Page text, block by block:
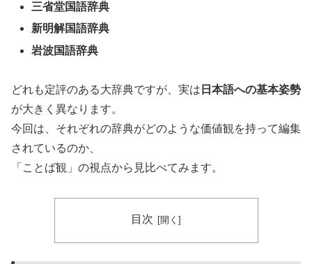
三省堂国語辞典
新明解国語辞典
岩波国語辞典
どれも定評のある大辞典ですが、実は 日本語への基本姿勢
が大きく異なります。
今回は、それぞれの辞典がどのような価値観を持って編集
されているのか、
「ことば観」の視点から見比べてみます。
目次